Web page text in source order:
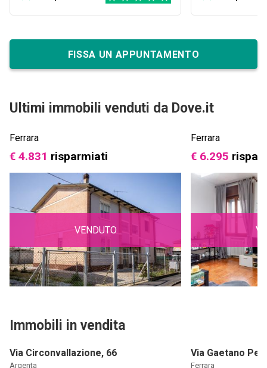
meglio!Consiglio l’agenzia Dove.it!!
FISSA UN APPUNTAMENTO
Ultimi immobili venduti da Dove.it
Ferrara
€ 4.831 risparmiati
VENDUTO
Ferrara
€ 6.295
Immobili in vendita
Via Circonvallazione, 66
Argenta
Via Gaetano
Ferrara